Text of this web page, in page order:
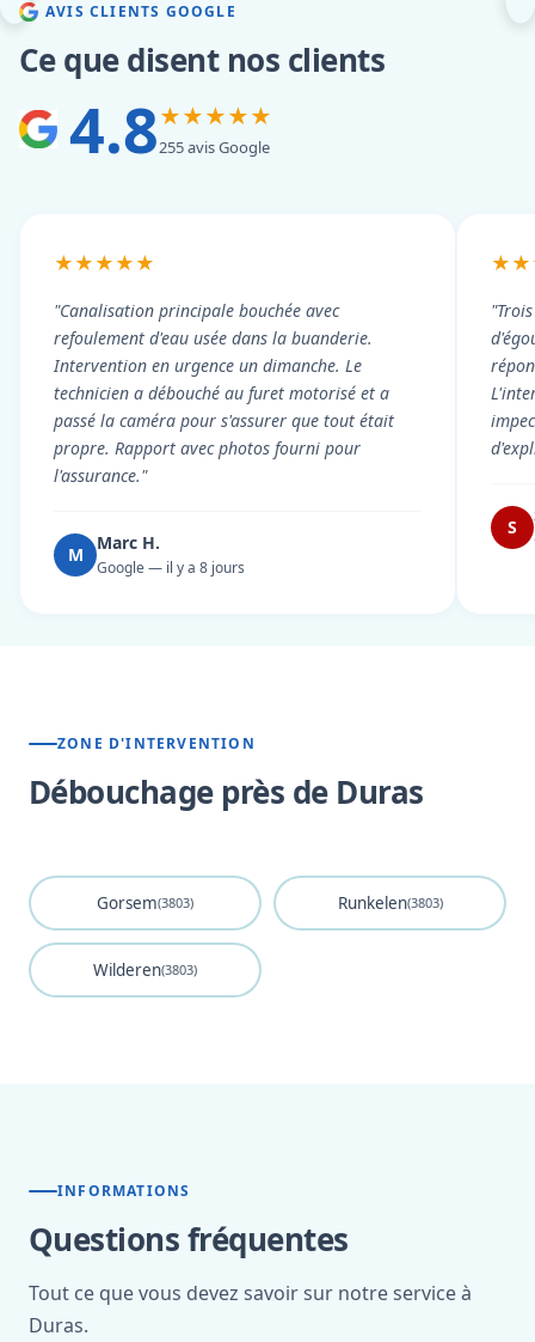
AVIS CLIENTS GOOGLE
Ce que disent nos clients
4.8★★★★★
255 avis Google
★★★★★
"Canalisation principale bouchée avec
refoulement d'eau usée dans la buanderie.
Intervention en urgence un dimanche. Le
technicien a débouché au furet motorisé et a
passé la caméra pour s'assurer que tout était
propre. Rapport avec photos fourni pour
l'assurance."
M
Marc H.
Google — il y a 8 jours
S
ZONE D'INTERVENTION
Débouchage près de Duras
Gorsem(3803) Runkelen(3803)
Wilderen(3803)
INFORMATIONS
Questions fréquentes
Tout ce que vous devez savoir sur notre service à
Duras.